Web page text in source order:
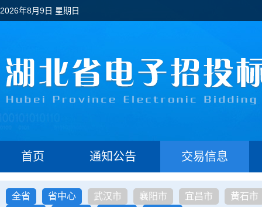
2026年8月9日 星期日
首页 通知公告 交易信息
全省 省中心 武汉市 襄阳市 宜昌市
黄石市